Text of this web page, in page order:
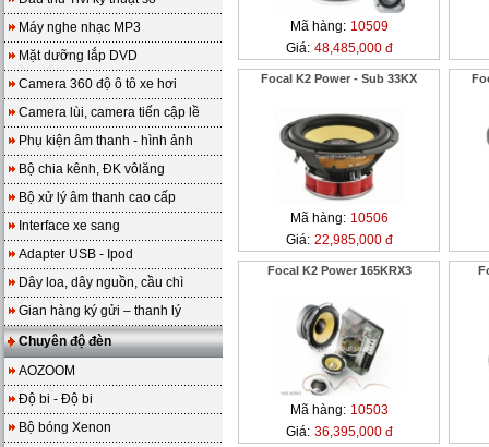
Máy nghe nhạc MP3
Mặt dưỡng lắp DVD
Camera 360 độ ô tô xe hơi
Camera lùi, camera tiến cập lề
Phụ kiện âm thanh - hình ảnh
Bộ chia kênh, ĐK vôlăng
Bộ xử lý âm thanh cao cấp
Interface xe sang
Adapter USB - Ipod
Dây loa, dây nguồn, cầu chì
Gian hàng ký gửi – thanh lý
Chuyên độ đèn
AOZOOM
Độ bi - Độ bi
Bộ bóng Xenon
Mã hàng: 10509
Giá: 48,485,000 đ
Focal K2 Power - Sub 33KX
Mã hàng: 10506
Giá: 22,985,000 đ
Focal K2 Power 165KRX3
Mã hàng: 10503
Giá: 36,395,000 đ